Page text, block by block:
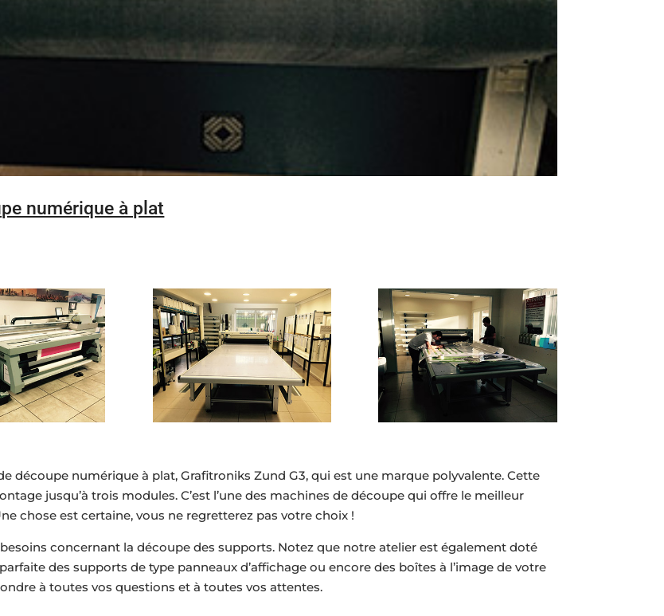
numérique à plat
découpe numérique à plat, Grafitroniks Zund G3, qui est une marque polyvalente. Cette
jusqu’à trois modules. C’est l’une des machines de découpe qui offre le meilleur
chose est certaine, vous ne regretterez pas votre choix !
concernant la découpe des supports. Notez que notre atelier est également doté
des supports de type panneaux d’affichage ou encore des boîtes à l’image de votre
à toutes vos questions et à toutes vos attentes.